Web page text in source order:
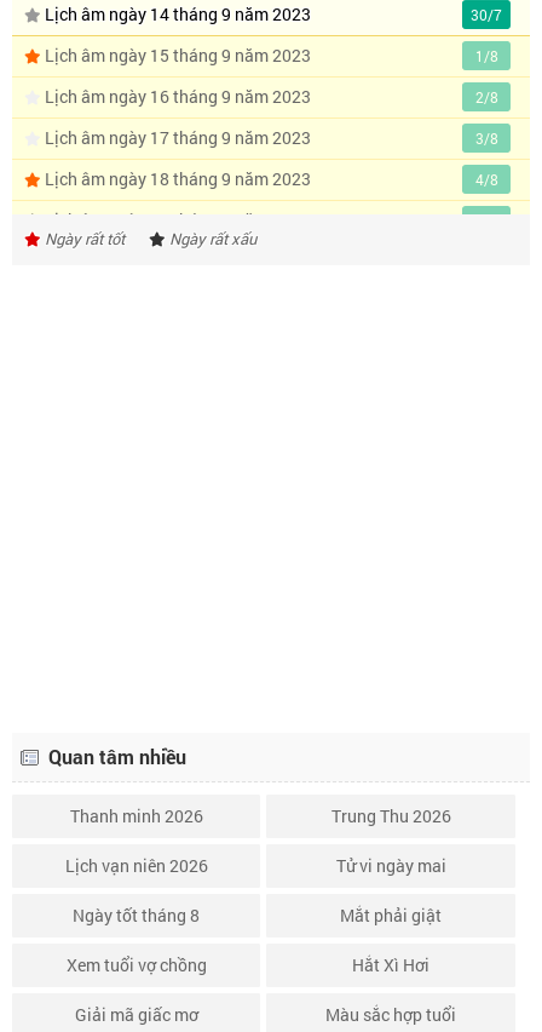
Lịch âm ngày 14 tháng 9 năm 2023 30/7
Lịch âm ngày 15 tháng 9 năm 2023 1/8
Lịch âm ngày 16 tháng 9 năm 2023 2/8
Lịch âm ngày 17 tháng 9 năm 2023 3/8
Lịch âm ngày 18 tháng 9 năm 2023 4/8
Lịch âm ngày 19 tháng 9 năm 2023 5/8
Ngày rất tốt Ngày rất xấu
Quan tâm nhiều
Thanh minh 2026 Trung Thu 2026
Lịch vạn niên 2026 Tử vi ngày mai
Ngày tốt tháng 8 Mắt phải giật
Xem tuổi vợ chồng Hắt Xì Hơi
Giải mã giấc mơ Màu sắc hợp tuổi